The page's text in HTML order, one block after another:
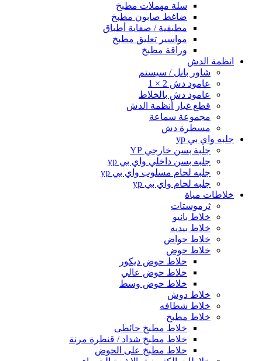
سلة مهملات مطبخ
ضاغط صابون مطبخ
مطبقية / صفاية أطباق
مواسير تعليق مطبخ
وراقة مطبخ
انظمة الدش
شاور بانل / سيستم
عامود دش 2 × 1
عامود دش بالخلاط
قطع غيار أنظمة الدش
مجموعة سماعة
مسطرة دش
جلبه واي بي yp
جلبة بسن خارجي YP
جلبه بسن داخلي واي بي yp
جلبه لحام مسلوب واي بي yp
جلبه لحام واي بي yp
خلاطات مياة
ثرموستات
خلاط بانيو
خلاط بيديه
خلاط حواض
خلاط حوض
خلاط حوض ديكور
خلاط حوض عالي
خلاط حوض وسط
خلاط دوش
خلاط شطافه
خلاط مطبخ
خلاط مطبخ حائطى
خلاط مطبخ شداد / قنطرة مرنة
خلاط مطبخ على الحوض